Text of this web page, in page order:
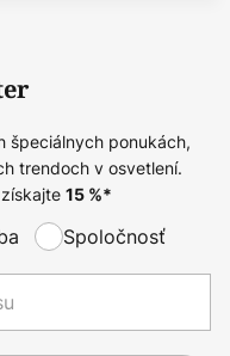
špeciálnych ponukách,
trendoch v osvetlení.
15%*
Spoločnosť